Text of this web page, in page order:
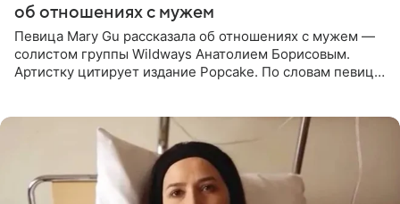
об отношениях с мужем
Певица Mary Gu рассказала об отношениях с мужем —
солистом группы Wildways Анатолием Борисовым.
Артистку цитирует издание Popcake. По словам певицы,